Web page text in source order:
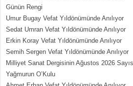
MEHMET ÇOBAN
İçerdeki Put Dışardaki Maskeler...
Günün Rengi
Umur Bugay Vefat Yıldönümünde Anılıyor
Sedat Umran Vefat Yıldönümünde Anılıyor
Erkin Koray Vefat Yıldönümünde Anılıyor
Semih Sergen Vefat Yıldönümünde Anılıyor
Milliyet Sanat Dergisinin Ağustos 2026
Yağmurun O’Kulu